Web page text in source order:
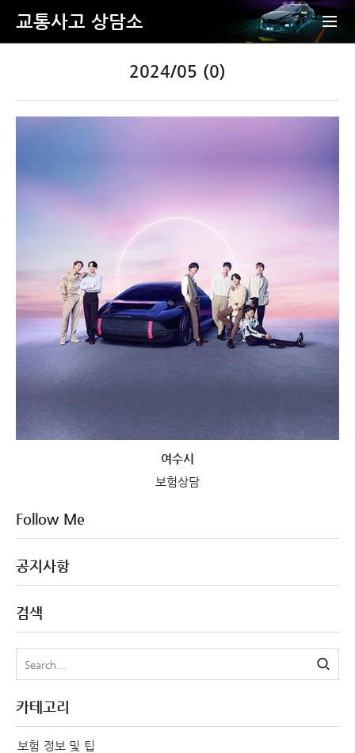
교통사고 상담소
2024/05 (0)
여수시
보험상담
Follow Me
공지사항
검색
카테고리
보험 정보 및 팁